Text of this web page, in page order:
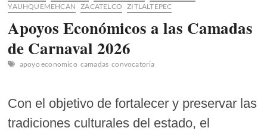
YAUHQUEMEHCAN
ZACATELCO ZITLALTEPEC
Apoyos Económicos a las Camadas
de Carnaval 2026
apoyo economico camadas convocatoria
Con el objetivo de fortalecer y preservar las
tradiciones culturales del estado, el